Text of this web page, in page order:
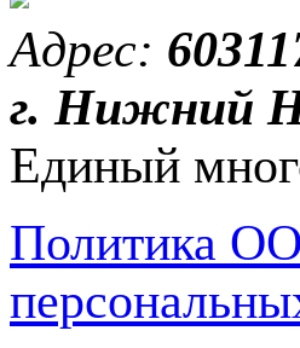
Адрес:
г. Нижний
Единый
Политика